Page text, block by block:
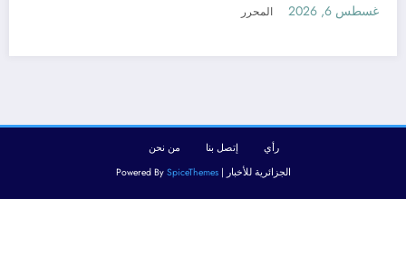
أغسطس 6, 2026 المحرر
رأي إتصل بنا
من نحن
الجزائرية للأخبار | Powered BySpiceThemes